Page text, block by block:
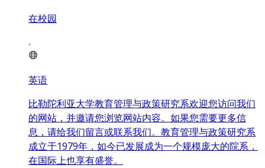
在校园
英语
比勒陀利亚大学教育管理与政策研究系欢迎您访问我们
的网站，并邀请您浏览网站内容。如果您需要更多信
息，请给我们留言或联系我们。教育管理与政策研究系
成立于1979年，如今已发展成为一个规模庞大的院系，
在国际上也享有盛誉。